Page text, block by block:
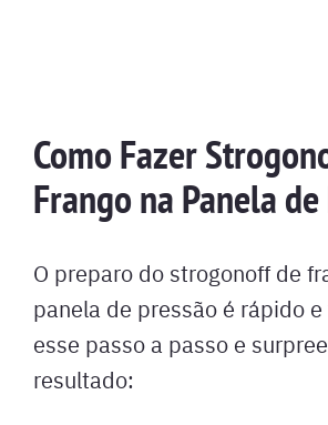
Como Fazer
Frango na Panela
O preparo do strogonoff de
panela de pressão é rápido e
esse passo a passo e
resultado: